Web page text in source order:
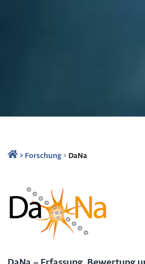
>Forschung> DaNa